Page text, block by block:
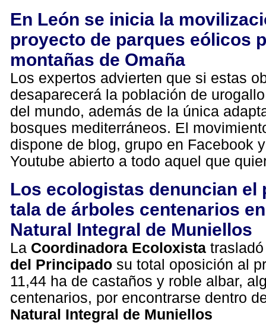
En León se inicia la
proyecto de parques eólicos
montañas de Omaña
Los expertos advierten que si estas
desaparecerá la población de
del mundo, además de la única
bosques mediterráneos. El
dispone de blog, grupo en Facebook
Youtube abierto a todo aquel que
Los ecologistas denuncian el
tala de árboles centenarios
Natural Integral de Muniellos
La Coordinadora Ecoloxista
del Principado su total oposición al
11,44 ha de castaños y roble albar,
centenarios, por encontrarse dentro
Natural Integral de Muniellos